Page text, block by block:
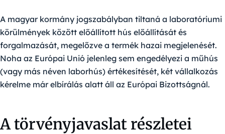
A magyar kormány jogszabályban tiltaná a laboratóriumi
körülmények között előállított hús előállítását és
forgalmazását, megelőzve a termék hazai megjelenését.
Noha az Európai Unió jelenleg sem engedélyezi a műhús
(vagy más néven laborhús) értékesítését, két vállalkozás
kérelme már elbírálás alatt áll az Európai Bizottságnál.
A törvényjavaslat részletei